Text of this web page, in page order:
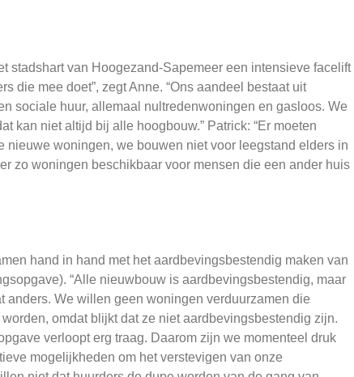
stadshart van Hoogezand-Sapemeer een intensieve facelift
die mee doet”, zegt Anne. “Ons aandeel bestaat uit
sociale huur, allemaal nultredenwoningen en gasloos. We
kan niet altijd bij alle hoogbouw.” Patrick: “Er moeten
nieuwe woningen, we bouwen niet voor leegstand elders in
zo woningen beschikbaar voor mensen die een ander huis
hand in hand met het aardbevingsbestendig maken van
“Alle nieuwbouw is aardbevingsbestendig, maar
anders. We willen geen woningen verduurzamen die
omdat blijkt dat ze niet aardbevingsbestendig zijn.
verloopt erg traag. Daarom zijn we momenteel druk
mogelijkheden om het verstevigen van onze